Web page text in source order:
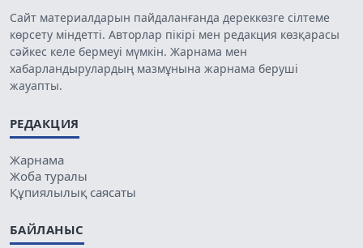
Сайт материалдарын пайдаланғанда дереккөзге сілтеме
көрсету міндетті. Авторлар пікірі мен редакция көзқарасы
сәйкес келе бермеуі мүмкін. Жарнама мен
хабарландырулардың мазмұнына жарнама беруші
жауапты.
РЕДАКЦИЯ
Жарнама
Жоба туралы
Құпиялылық саясаты
БАЙЛАНЫС